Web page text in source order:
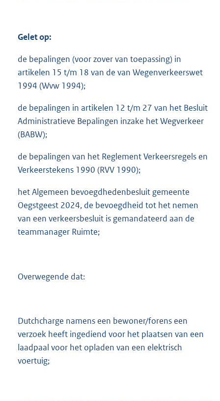
Gelet op:
de bepalingen (voor zover van toepassing) in
artikelen 15 t/m 18 van de van Wegenverkeerswet
1994 (Wvw 1994);
de bepalingen in artikelen 12 t/m 27 van het Besluit
Administratieve Bepalingen inzake het Wegverkeer
(BABW);
de bepalingen van het Reglement Verkeersregels en
Verkeerstekens 1990 (RVV 1990);
het Algemeen bevoegdhedenbesluit gemeente
Oegstgeest 2024, de bevoegdheid tot het nemen
van een verkeersbesluit is gemandateerd aan de
teammanager Ruimte;
Overwegende dat:
Dutchcharge namens een bewoner/forens een
verzoek heeft ingediend voor het plaatsen van een
laadpaal voor het opladen van een elektrisch
voertuig;